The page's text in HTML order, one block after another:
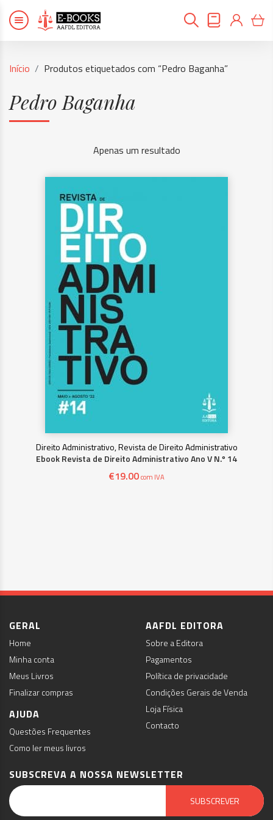
Início Produtos etiquetados com “Pedro Baganha”
Pedro Baganha
Apenas um resultado
Direito Administrativo, Revista de Direito Administrativo
Ebook Revista de Direito Administrativo Ano V N.º 14
€19.00com IVA
GERAL
Home
Minha conta
Meus Livros
Finalizar compras
AJUDA
Questões Frequentes
Como ler meus livros
AAFDL EDITORA
Sobre a Editora
Pagamentos
Política de privacidade
Condições Gerais de Venda
Loja Física
Contacto
SUBSCREVA A NOSSA NEWSLETTER
SUBSCREVER
Email Marketing by E-goi